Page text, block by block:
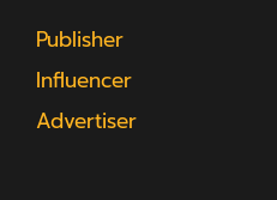
Publisher
Influencer
Advertiser